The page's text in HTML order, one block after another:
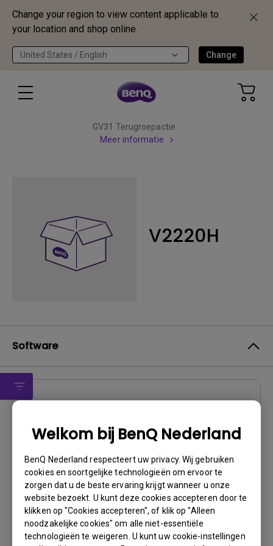
Change your region to view content applicable to
your location and shop online.
United States / English Change
Welkom bij BenQ Nederland
BenQ Nederland respecteert uw privacy. Wij gebruiken
cookies en soortgelijke technologieën om ervoor te
zorgen dat u de beste ervaring krijgt wanneer u onze
website bezoekt. U kunt deze cookies accepteren door te
klikken op "Cookies accepteren", of klik op "Alleen
noodzakelijke cookies" om alle niet-essentiële
technologieën te weigeren. U kunt uw cookie-instellingen
GV31 Terugroepactie
Meer informatie
V2220H
Software
Driver
OS Version:
MP
Update: 2011/08/30
Bestandsformaat:106.46 KB
Downloaden